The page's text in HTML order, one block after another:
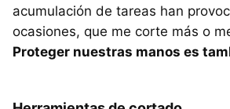
acumulación de tareas han
ocasiones, que me corte más o
Proteger nuestras manos es